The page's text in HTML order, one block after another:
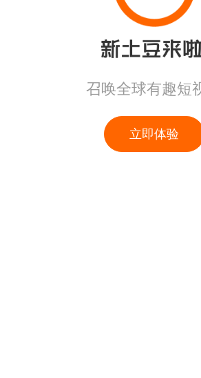
召唤全球有趣短
立即体验